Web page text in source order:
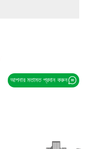
আপনার মতামত প্রদান করুন